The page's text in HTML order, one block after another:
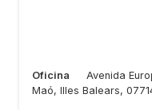
Oficina
Avenida
Maó, Illes Balears,